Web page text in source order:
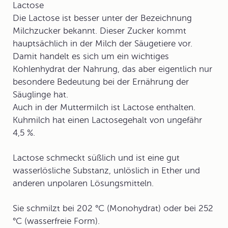
Lactose
Die Lactose ist besser unter der Bezeichnung
Milchzucker bekannt. Dieser Zucker kommt
hauptsächlich in der Milch der Säugetiere vor.
Damit handelt es sich um ein wichtiges
Kohlenhydrat der Nahrung, das aber eigentlich nur
besondere Bedeutung bei der Ernährung der
Säuglinge hat.
Auch in der Muttermilch ist Lactose enthalten.
Kuhmilch hat einen Lactosegehalt von ungefähr
4,5 %.
Lactose schmeckt süßlich und ist eine gut
wasserlösliche Substanz, unlöslich in Ether und
anderen unpolaren Lösungsmitteln.
Sie schmilzt bei 202 °C (Monohydrat) oder bei 252
°C (wasserfreie Form).